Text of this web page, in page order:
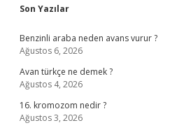
Sidebar
Son Yazılar
Benzinli araba neden avans vurur ?
Ağustos 6, 2026
Avan türkçe ne demek ?
Ağustos 4, 2026
16. kromozom nedir ?
Ağustos 3, 2026